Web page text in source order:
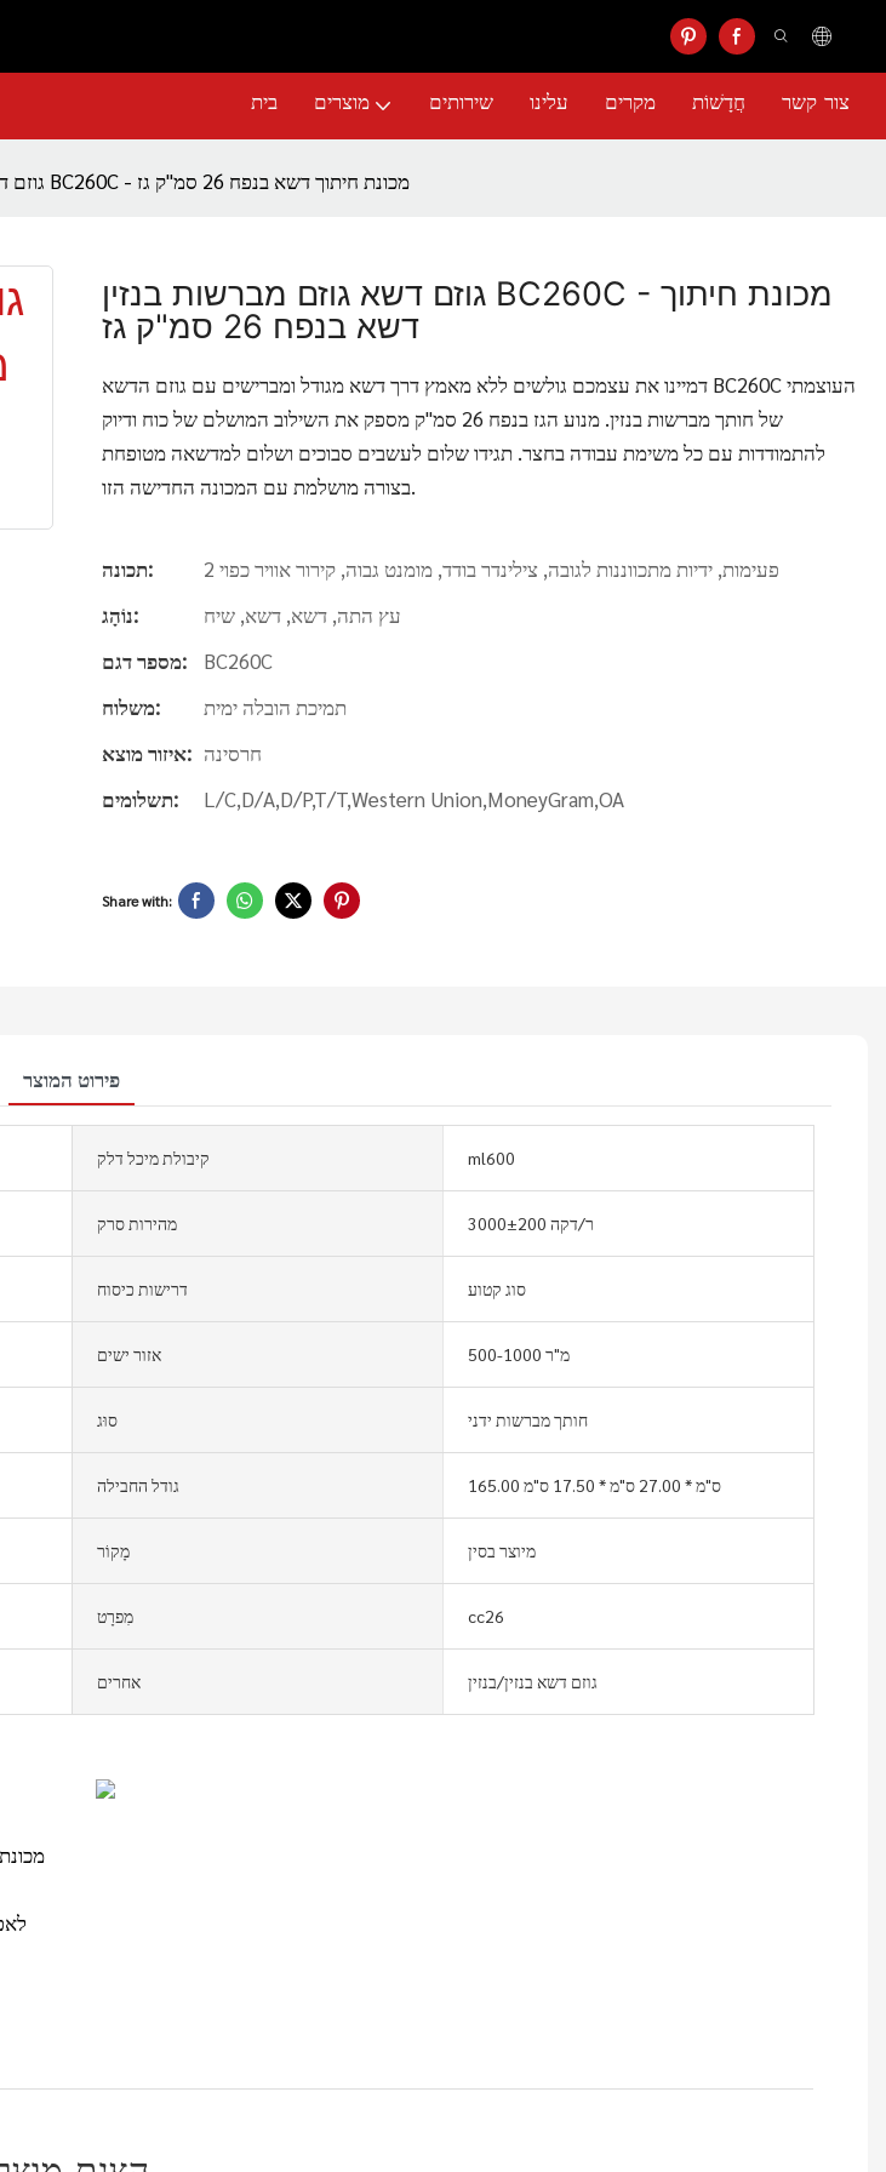
בית מוצרים שירותים עלינו מקרים חֲדָשׁוֹת צור קשר
גוזם דשא גוזם מברשות בנזין BC260C - מכונת חיתוך דשא בנפח 26 סמ"ק גז
גוזם דשא גוזם מברשות בנזין BC260C - מכונת חיתוך
דשא בנפח 26 סמ"ק גז
דמיינו את עצמכם גולשים ללא מאמץ דרך דשא מגודל ומברישים עם גוזם הדשא BC260C העוצמתי
של חותך מברשות בנזין. מנוע הגז בנפח 26 סמ"ק מספק את השילוב המושלם של כוח ודיוק
להתמודדות עם כל משימת עבודה בחצר. תגידו שלום לעשבים סבוכים ושלום למדשאה מטופחת
בצורה מושלמת עם המכונה החדישה הזו.
תכונה:
2 פעימות, ידיות מתכווננות לגובה, צילינדר בודד, מומנט גבוה, קירור אוויר כפוי
נוֹהָג:
עץ התה, דשא, דשא, שיח
מספר דגם:
BC260C
משלוח:
תמיכת הובלה ימית
איזור מוצא: חרסינה
תשלומים:
L/C,D/A,D/P,T/T,Western Union,MoneyGram,OA
Share with:
פירוט המוצר
קיבולת מיכל דלק ml600
מהירות סרק 3000±200 ר/דקה
דרישות כיסוח סוג קטוע
אזור ישים 500-1000 מ"ר
סוּג חותך מברשות ידני
גודל החבילה 165.00 ס"מ * 27.00 ס"מ * 17.50 ס"מ
מָקוֹר מיוצר בסין
מִפרָט cc26
אחרים גוזם דשא בנזין/בנזין